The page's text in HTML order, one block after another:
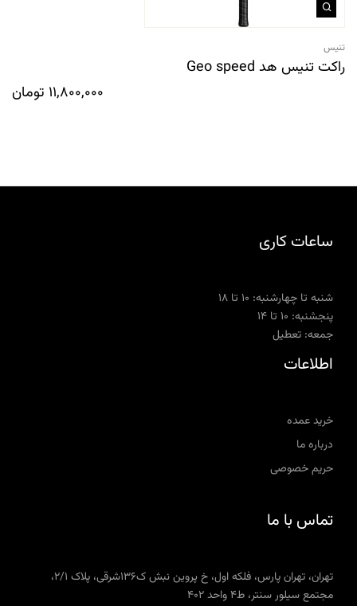
تنیس
راکت تنیس هد Geo speed
11,800,000 تومان
ساعات کاری
شنبه تا چهارشنبه: ۱۰ تا ۱۸
پنجشنبه: ۱۰ تا ۱۴
جمعه: تعطیل
اطلاعات
خرید عمده
درباره ما
حریم خصوصی
تماس با ما
تهران، تهران پارس، فلکه اول، خ پروین نبش ک136شرقی، پلاک 2/1،
مجتمع سیلور سنتر، ط4 واحد 402